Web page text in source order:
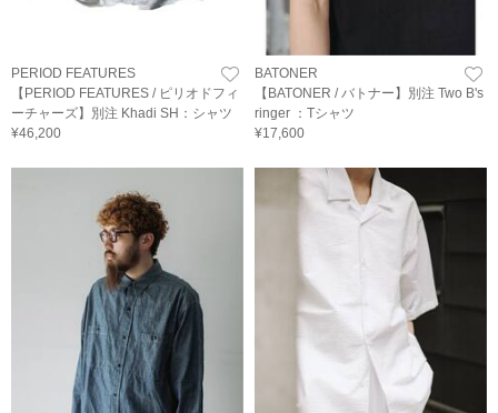
PERIOD FEATURES
【PERIOD FEATURES / ピリオドフィ
ーチャーズ】別注 Khadi SH：シャツ
¥46,200
BATONER
【BATONER / バトナー】別注 Two B's
ringer ：Tシャツ
¥17,600